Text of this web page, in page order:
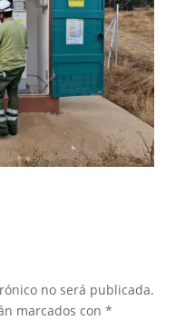
no será publicada.
marcados con *